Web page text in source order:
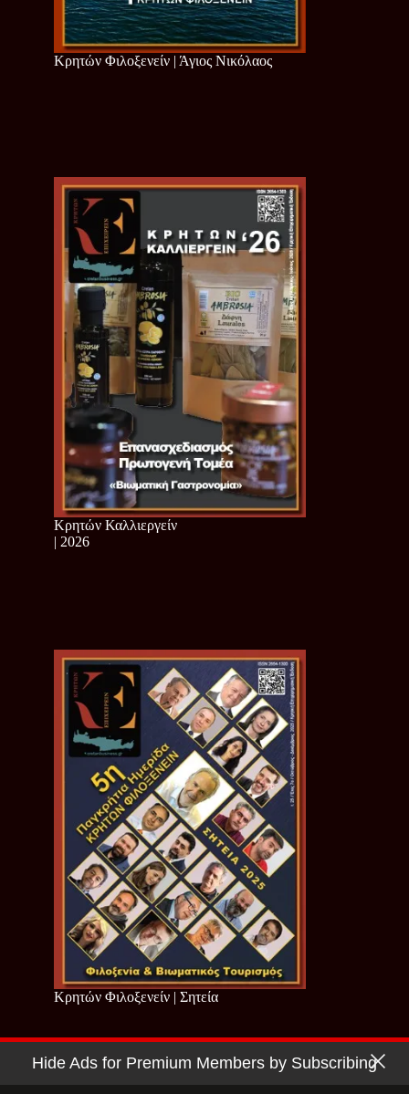
Κρητών Φιλοξενείν | Άγιος Νικόλαος
Κρητών Καλλιεργείν
| 2026
Κρητών Φιλοξενείν | Σητεία
Copyright © 2026 - Cretan Business | Κρητών Επιχειρείν
Hide Ads for Premium Members by Subscribing